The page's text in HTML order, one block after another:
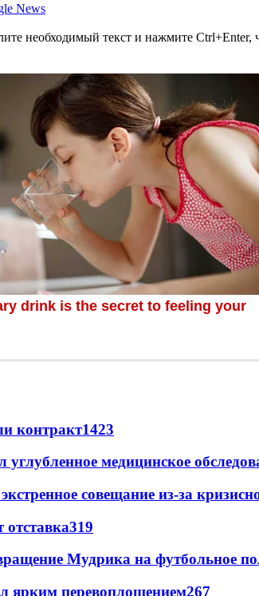
News
необходимый текст и нажмите Ctrl+Enter,
контракт1423
медицинское
совещание из-за
319
Мудрика на футбольное
ярким перевоплощением267